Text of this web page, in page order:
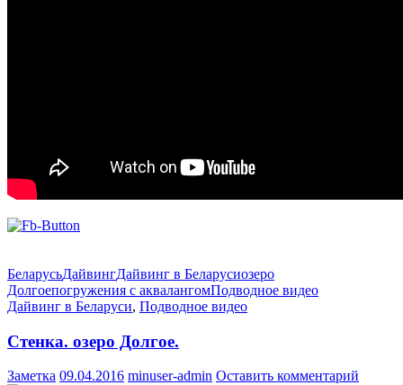
БеларусьДайвингДайвинг в Беларусиозеро
Долгоепогружения с аквалангомПодводное видео
Дайвинг в Беларуси, Подводное видео
Стенка. озеро Долгое.
Заметка 09.04.2016 minuser-admin Оставить комментарий